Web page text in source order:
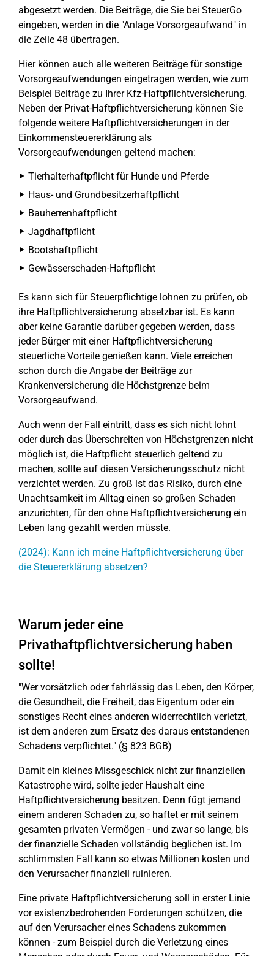
abgesetzt werden. Die Beiträge, die Sie bei SteuerGo
eingeben, werden in die "Anlage Vorsorgeaufwand" in
die Zeile 48 übertragen.
Hier können auch alle weiteren Beiträge für sonstige
Vorsorgeaufwendungen eingetragen werden, wie zum
Beispiel Beiträge zu Ihrer Kfz-Haftpflichtversicherung.
Neben der Privat-Haftpflichtversicherung können Sie
folgende weitere Haftpflichtversicherungen in der
Einkommensteuererklärung als
Vorsorgeaufwendungen geltend machen:
Tierhalterhaftpflicht für Hunde und Pferde
Haus- und Grundbesitzerhaftpflicht
Bauherrenhaftpflicht
Jagdhaftpflicht
Bootshaftpflicht
Gewässerschaden-Haftpflicht
Es kann sich für Steuerpflichtige lohnen zu prüfen, ob
ihre Haftpflichtversicherung absetzbar ist. Es kann
aber keine Garantie darüber gegeben werden, dass
jeder Bürger mit einer Haftpflichtversicherung
steuerliche Vorteile genießen kann. Viele erreichen
schon durch die Angabe der Beiträge zur
Krankenversicherung die Höchstgrenze beim
Vorsorgeaufwand.
Auch wenn der Fall eintritt, dass es sich nicht lohnt
oder durch das Überschreiten von Höchstgrenzen nicht
möglich ist, die Haftpflicht steuerlich geltend zu
machen, sollte auf diesen Versicherungsschutz nicht
verzichtet werden. Zu groß ist das Risiko, durch eine
Unachtsamkeit im Alltag einen so großen Schaden
anzurichten, für den ohne Haftpflichtversicherung ein
Leben lang gezahlt werden müsste.
(2024): Kann ich meine Haftpflichtversicherung über
die Steuererklärung absetzen?
Warum jeder eine
Privathaftpflichtversicherung haben
sollte!
"Wer vorsätzlich oder fahrlässig das Leben, den Körper,
die Gesundheit, die Freiheit, das Eigentum oder ein
sonstiges Recht eines anderen widerrechtlich verletzt,
ist dem anderen zum Ersatz des daraus entstandenen
Schadens verpflichtet." (§ 823 BGB)
Damit ein kleines Missgeschick nicht zur finanziellen
Katastrophe wird, sollte jeder Haushalt eine
Haftpflichtversicherung besitzen. Denn fügt jemand
einem anderen Schaden zu, so haftet er mit seinem
gesamten privaten Vermögen - und zwar so lange, bis
der finanzielle Schaden vollständig beglichen ist. Im
schlimmsten Fall kann so etwas Millionen kosten und
den Verursacher finanziell ruinieren.
Eine private Haftpflichtversicherung soll in erster Linie
vor existenzbedrohenden Forderungen schützen, die
auf den Verursacher eines Schadens zukommen
können - zum Beispiel durch die Verletzung eines